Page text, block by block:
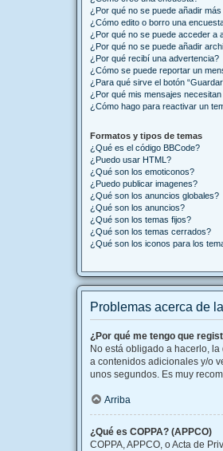
¿Por qué no se puede añadir
¿Cómo edito o borro una
¿Por qué no se puede acceder a
¿Por qué no se puede añadir
¿Por qué recibí una advertencia?
¿Cómo se puede reportar un
¿Para qué sirve el botón
¿Por qué mis mensajes
¿Cómo hago para reactivar un
Formatos y tipos de temas
¿Qué es el código BBCode?
¿Puedo usar HTML?
¿Qué son los emoticonos?
¿Puedo publicar imagenes?
¿Qué son los anuncios globales?
¿Qué son los anuncios?
¿Qué son los temas fijos?
¿Qué son los temas cerrados?
¿Qué son los iconos para los
Problemas acerca de
¿Por qué me tengo que
No está obligado a hacerlo,
a contenidos adicionales y/o
unos segundos. Es muy
Arriba
¿Qué es COPPA? (APPCO)
COPPA, APPCO, o Acta de